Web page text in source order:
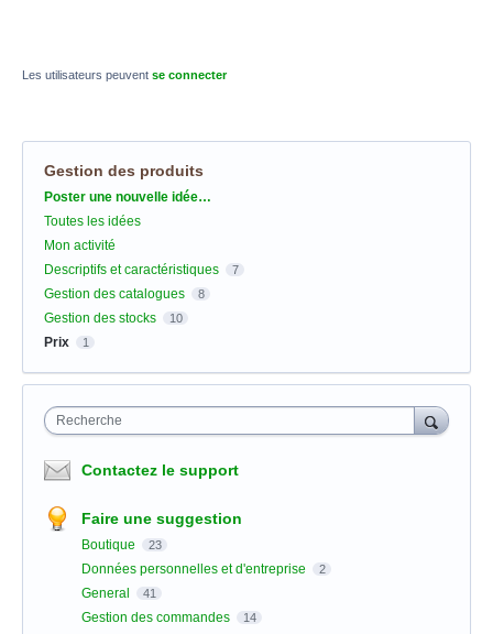
Les utilisateurs peuvent se connecter
Gestion des produits
Catégories
Poster une nouvelle idée…
Toutes les idées
Mon activité
Descriptifs et caractéristiques
7
Gestion des catalogues 8
Gestion des stocks 10
Prix 1
Recherche
Contactez le support
Faire une suggestion
Boutique 23
Données personnelles et d'entreprise 2
General 41
Gestion des commandes 14